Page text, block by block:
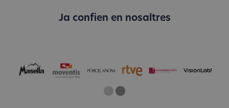
Ja confien en nosaltres
OneTwo
Current Slide